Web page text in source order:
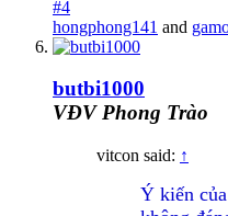
#4
hongphong141 and
butbi1000
VĐV Phong Trào
vitcon said: ↑
Ý kiến